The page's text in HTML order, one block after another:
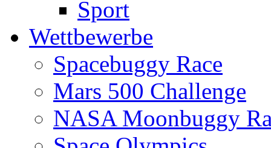
Sport
Wettbewerbe
Spacebuggy Race
Mars 500 Challenge
NASA Moonbuggy